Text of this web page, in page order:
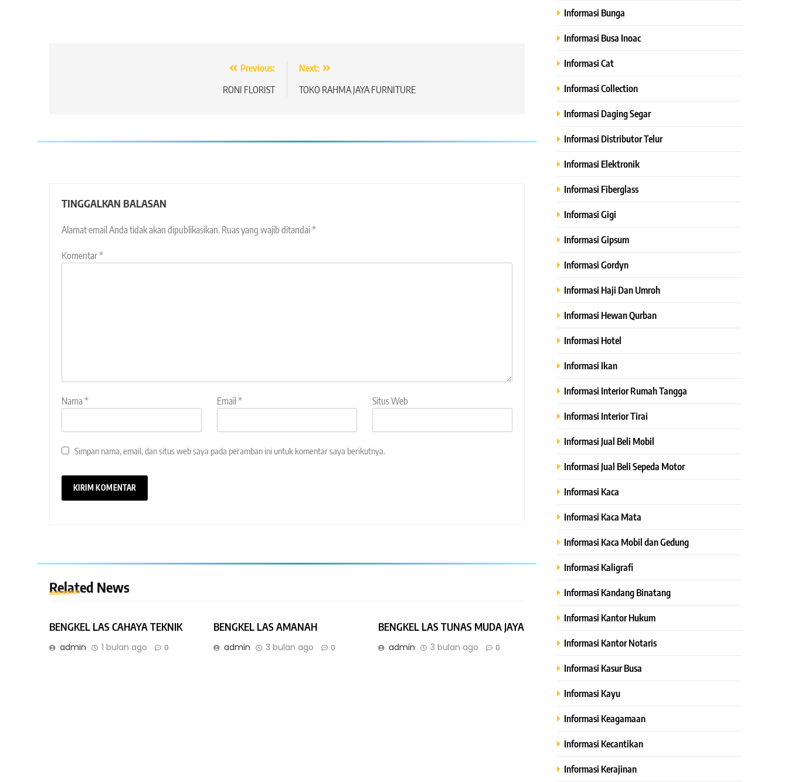
Previous:
RONI FLORIST
Next:
TOKO RAHMA JAYA FURNITURE
TINGGALKAN BALASAN
Alamat email Anda tidak akan dipublikasikan. Ruas yang wajib ditandai*
Komentar*
Nama* Email* Situs Web
Simpan nama, email, dan situs web saya pada peramban ini untuk komentar saya berikutnya.
Related News
BENGKEL LAS CAHAYA TEKNIK
admin 1 bulan ago 0
BENGKEL LAS AMANAH
admin 3 bulan ago 0
BENGKEL LAS TUNAS MUDA JAYA
admin 3 bulan ago 0
Informasi Bunga
Informasi Busa Inoac
Informasi Cat
Informasi Collection
Informasi Daging Segar
Informasi Distributor Telur
Informasi Elektronik
Informasi Fiberglass
Informasi Gigi
Informasi Gipsum
Informasi Gordyn
Informasi Haji Dan Umroh
Informasi Hewan Qurban
Informasi Hotel
Informasi Ikan
Informasi Interior Rumah Tangga
Informasi Interior Tirai
Informasi Jual Beli Mobil
Informasi Jual Beli Sepeda Motor
Informasi Kaca
Informasi Kaca Mata
Informasi Kaca Mobil dan Gedung
Informasi Kaligrafi
Informasi Kandang Binatang
Informasi Kantor Hukum
Informasi Kantor Notaris
Informasi Kasur Busa
Informasi Kayu
Informasi Keagamaan
Informasi Kecantikan
Informasi Kerajinan